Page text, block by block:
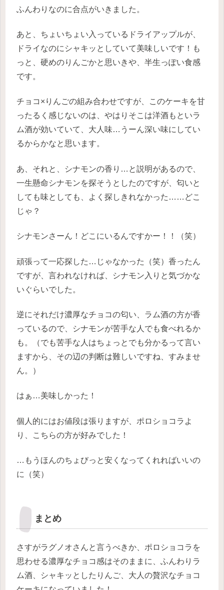
ふんわりなのに合点がいきました。
あと、ちょいちょい入っているドライアップルが、
ドライなのにシャキッとしていて美味しいです！も
っと、硬めのりんごかと思いきや、半生っぽい食感
です。
チョコ×りんごの組み合わせですが、このケーキを甘
ったるく感じないのは、やはりそこは洋酒もといラ
ム酒が効いていて、大人味…うーん深い味にしてい
るからかなと思います。
あ、それと、シナモンの香り…と説明があるので、
一生懸命シナモンを探そうとしたのですが、 匂いと
しても味としても、よく探しきれなかった……どこ
じゃ？
シナモンさーん！どこにいるんですかー！！（笑）
頑張って一応探した…じゃなかった（笑）香ったん
ですが、言われなければ、シナモン入りと気づかな
いぐらいでした。
逆にそれだけ濃厚なチョコの匂い、ラム酒の方が香
っているので、シナモンが苦手な人でも食べれるか
も。（でも苦手な人はちょっとでも分かるって言い
ますから、その辺の判断は難しいですね、すみませ
ん。）
はぁ…美味しかった！
個人的にはお値段は張りますが、ポロショコラよ
り、こちらの方が好みでした！
…もうほんのちょびっと安くなってくれればいいの
に（笑）
まとめ
さすがラグノオさんと言うべきか、ポロショコラを
思わせる濃厚なチョコ感はそのままに、ふんわりラ
ム酒、シャキッとしたりんご、大人の贅沢なチョコ